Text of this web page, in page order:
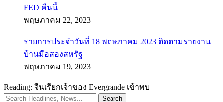
FED คืนนี้
พฤษภาคม 22, 2023
รายการประจำวันที่ 18 พฤษภาคม 2023 ติดตามรายงาน
บ้านมือสองสหรัฐ
พฤษภาคม 19, 2023
Reading: จีนเรียกเจ้าของ Evergrande เข้าพบ